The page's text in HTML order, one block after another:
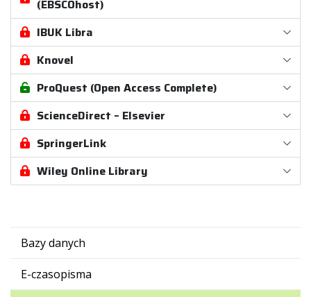
(EBSCOhost)
IBUK Libra
Knovel
ProQuest (Open Access Complete)
ScienceDirect – Elsevier
SpringerLink
Wiley Online Library
Bazy danych
E-czasopisma